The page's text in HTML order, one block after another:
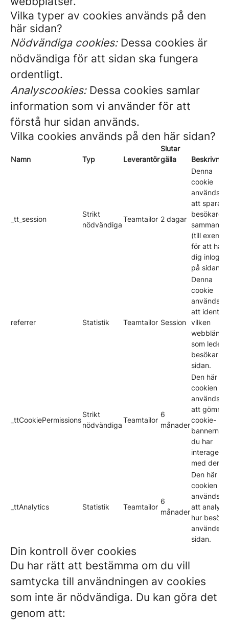
Vilka typer av cookies används på den
här sidan?
Nödvändiga cookies:Dessa cookies är
nödvändiga för att sidan ska fungera
ordentligt.
Analyscookies:Dessa cookies samlar
information som vi använder för att
förstå hur sidan används.
Vilka cookies används på den här sidan?
Namn Typ Leverantör
Slutar
gälla
_tt_session
Strikt
nödvändiga
Teamtailor 2 dagar
Denna
cookie
används
att spara
besökares
(till
för att hålla
dig
på sidan).
referrer Statistik Teamtailor Session
Denna
cookie
används
att
vilken
webblänk
som leder
besökarna
sidan.
_ttCookiePermissions
Strikt
nödvändiga
Teamtailor
6
månader
Den här
cookien
används
att gömma
cookie-
bannern
du har
interagerat
med den.
_ttAnalytics Statistik Teamtailor
6
månader
Den här
cookien
används
att
hur
använder
sidan.
Din kontroll över cookies
Du har rätt att bestämma om du vill
samtycka till användningen av cookies
som inte är nödvändiga. Du kan göra det
genom att: